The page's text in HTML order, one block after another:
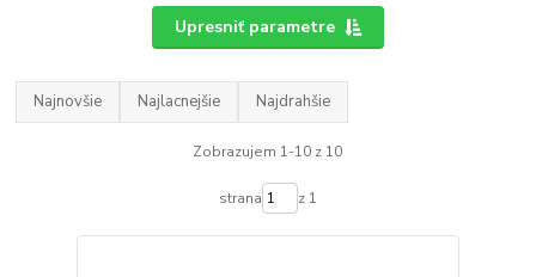
Upresniť parametre
Najnovšie Najlacnejšie Najdrahšie
Zobrazujem 1-10 z 10
strana z 1